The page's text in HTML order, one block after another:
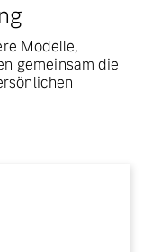
Modelle,
gemeinsam die